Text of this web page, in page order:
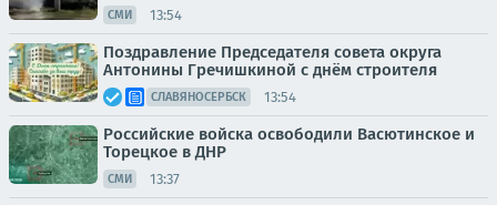
СМИ 13:54
Поздравление Председателя совета округа
Антонины Гречишкиной с днём строителя
СЛАВЯНОСЕРБСК 13:54
Российские войска освободили Васютинское и
Торецкое в ДНР
СМИ 13:37